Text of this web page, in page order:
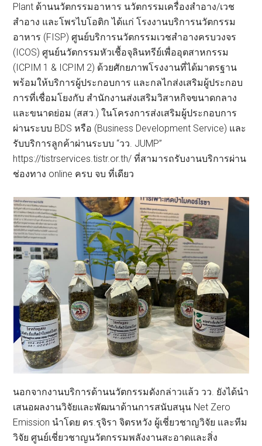
Plant ด้านนวัตกรรมอาหาร นวัตกรรมเครื่องสำอาง/เวช
สำอาง และโพรไบโอติก ได้แก่ โรงงานบริการนวัตกรรม
อาหาร (FISP) ศูนย์บริการนวัตกรรมเวชสำอางครบวงจร
(ICOS) ศูนย์นวัตกรรมหัวเชื้อจุลินทรีย์เพื่ออุตสาหกรรม
(ICPIM 1 & ICPIM 2) ด้วยศักยภาพโรงงานที่ได้มาตรฐาน
พร้อมให้บริการผู้ประกอบการ และกลไกส่งเสริมผู้ประกอบ
การที่เชื่อมโยงกับ สำนักงานส่งเสริมวิสาหกิจขนาดกลาง
และขนาดย่อม (สสว.) ในโครงการส่งเสริมผู้ประกอบการ
ผ่านระบบ BDS หรือ (Business Development Service) และ
รับบริการลูกค้าผ่านระบบ “วว. JUMP”
https://tistrservices.tistr.or.th/ ที่สามารถรับงานบริการผ่าน
ช่องทาง online ครบ จบ ที่เดียว
นอกจากงานบริการด้านนวัตกรรมดังกล่าวแล้ว วว. ยังได้นำ
เสนอผลงานวิจัยและพัฒนาด้านการสนับสนุน Net Zero
Emission นำโดย ดร.รุจิรา จิตรหวัง ผู้เชี่ยวชาญวิจัย และทีม
วิจัย ศูนย์เชี่ยวชาญนวัตกรรมพลังงานสะอาดและสิ่ง